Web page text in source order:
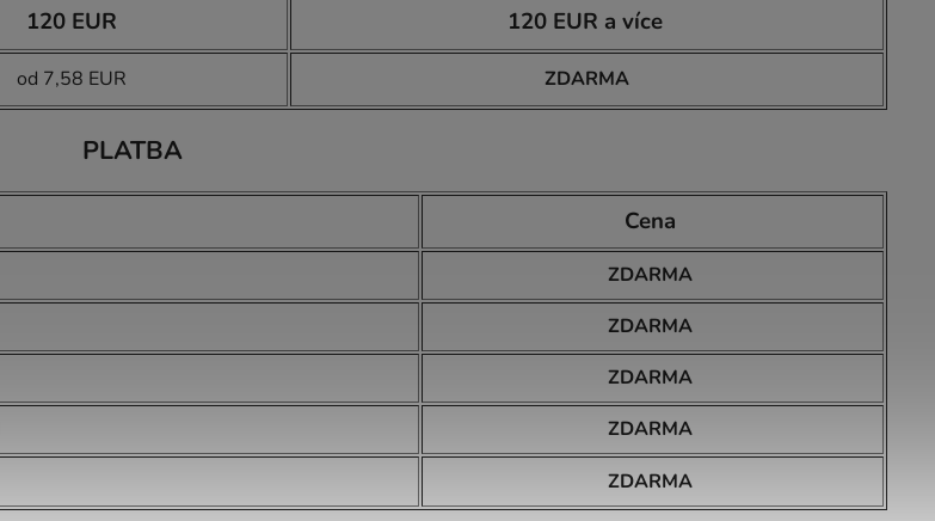
120 EUR 120 EUR a více
od 7,58 EUR ZDARMA
PLATBA
Cena
ZDARMA
ZDARMA
ZDARMA
ZDARMA
ZDARMA